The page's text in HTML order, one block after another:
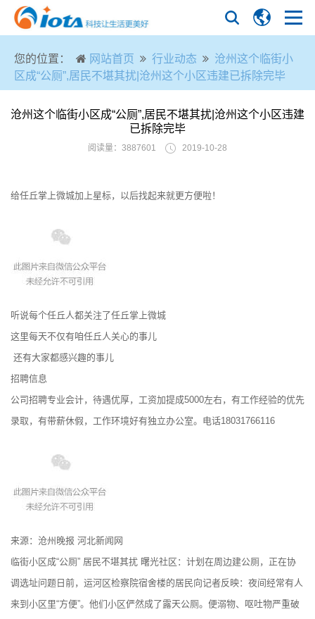
您的位置： 网站首页 行业动态
沧州这个临街小
区成“公厕”,居民不堪其扰|沧州这个小区违建已拆除完毕
沧州这个临街小区成“公厕”,居民不堪其扰|沧州这个小区违建
已拆除完毕
阅读量：3887601 2019-10-28
给任丘掌上微城加上星标，以后找起来就更方便啦！
听说每个任丘人都关注了任丘掌上微城
这里每天不仅有咱任丘人关心的事儿
还有大家都感兴趣的事儿
招聘信息
公司招聘专业会计，待遇优厚，工资加提成5000左右，有工作经验的优先
录取，有带薪休假，工作环境好有独立办公室。电话18031766116
来源：沧州晚报 河北新闻网
临街小区成“公厕” 居民不堪其扰 曙光社区：计划在周边建公厕，正在协
调选址问题日前，运河区检察院宿舍楼的居民向记者反映：夜间经常有人
来到小区里“方便”。他们小区俨然成了露天公厕。便溺物、呕吐物严重破